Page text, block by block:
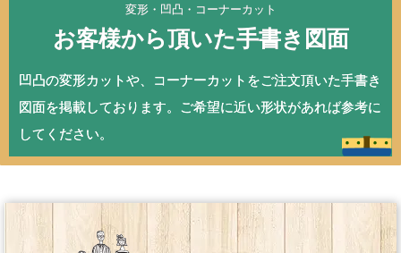
ッ
ン・
助
部
材
変形・凹凸・コーナーカット
お客様から頂いた手書き図面
凹凸の変形カットや、コーナーカットをご注文頂いた手書き
図面を掲載しております。ご希望に近い形状があれば参考に
してください。